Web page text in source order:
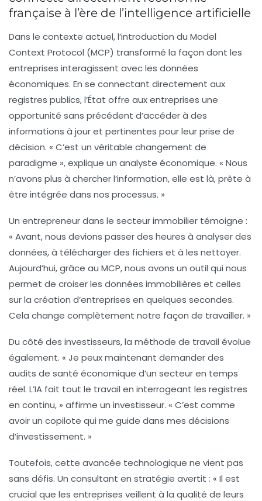
française à l’ère de l’intelligence artificielle
Dans le contexte actuel, l’introduction du Model
Context Protocol (MCP) transformé la façon dont les
entreprises interagissent avec les données
économiques. En se connectant directement aux
registres publics, l’État offre aux entreprises une
opportunité sans précédent d’accéder à des
informations à jour et pertinentes pour leur prise de
décision. « C’est un véritable changement de
paradigme », explique un analyste économique. « Nous
n’avons plus à chercher l’information, elle est là, prête à
être intégrée dans nos processus. »
Un entrepreneur dans le secteur immobilier témoigne :
« Avant, nous devions passer des heures à analyser des
données, à télécharger des fichiers et à les nettoyer.
Aujourd’hui, grâce au MCP, nous avons un outil qui nous
permet de croiser les données immobilières et celles
sur la création d’entreprises en quelques secondes.
Cela change complètement notre façon de travailler. »
Du côté des investisseurs, la méthode de travail évolue
également. « Je peux maintenant demander des
audits de santé économique d’un secteur en temps
réel. L’IA fait tout le travail en interrogeant les registres
en continu, » affirme un investisseur. « C’est comme
avoir un copilote qui me guide dans mes décisions
d’investissement. »
Toutefois, cette avancée technologique ne vient pas
sans défis. Un consultant en stratégie avertit : « Il est
crucial que les entreprises veillent à la qualité de leurs